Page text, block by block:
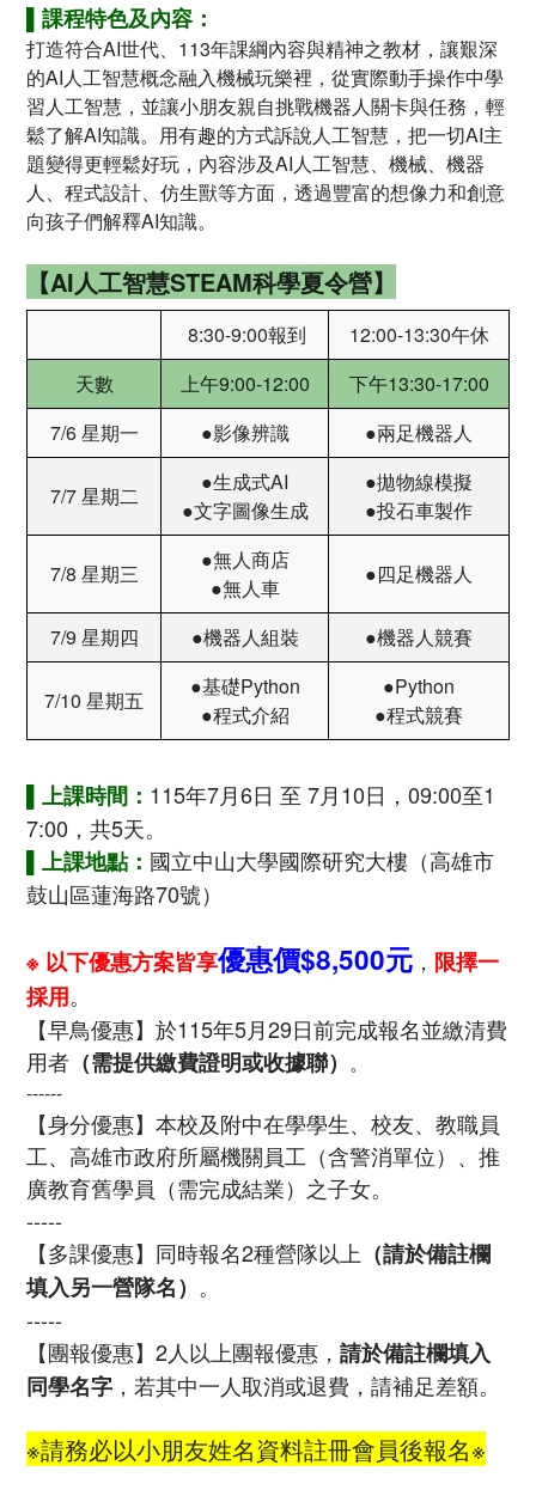
▌課程特色及內容：
打造符合AI世代、113年課綱內容與精神之教材，讓艱深
的AI人工智慧概念融入機械玩樂裡，從實際動手操作中學
習人工智慧，並讓小朋友親自挑戰機器人關卡與任務，輕
鬆了解AI知識。用有趣的方式訴說人工智慧，把一切AI主
題變得更輕鬆好玩，內容涉及AI人工智慧、機械、機器
人、程式設計、仿生獸等方面，透過豐富的想像力和創意
向孩子們解釋AI知識。
【AI人工智慧STEAM科學夏令營】
8:30-9:00報到
12:00-13:30午休
天數
上午9:00-12:00
下午13:30-17:00
7/6 星期一
●影像辨識 ●兩足機器人
7/7 星期二
●生成式AI
●文字圖像生成
●拋物線模擬
●投石車製作
7/8 星期三
●無人商店
●無人車
●四足機器人
7/9 星期四 ●機器人組裝 ●機器人競賽
7/10 星期五
●基礎Python
●程式介紹
●Python
●程式競賽
▌上課時間： 115年7月6日 至 7月10日，09:00至1
7:00，共5天。
▌上課地點： 國立中山大學國際研究大樓（高雄市
鼓山區蓮海路70號）
※ 以下優惠方案皆享優惠價$8,500元 ， 限擇一
採用。
【早鳥優惠】於115年5月29日前完成報名並繳清費
用者 （需提供繳費證明或收據聯） 。
------
【身分優惠】本校及附中在學學生、校友、教職員
工、高雄市政府所屬機關員工（含警消單位）、推
廣教育舊學員（需完成結業）之子女。
-----
【多課優惠】同時報名2種營隊以上 （請於備註欄
填入另一營隊名） 。
-----
【團報優惠】2人以上團報優惠， 請於備註欄填入
同學名字 ，若其中一人取消或退費，請補足差額。
※請務必以小朋友姓名資料註冊會員後報名※